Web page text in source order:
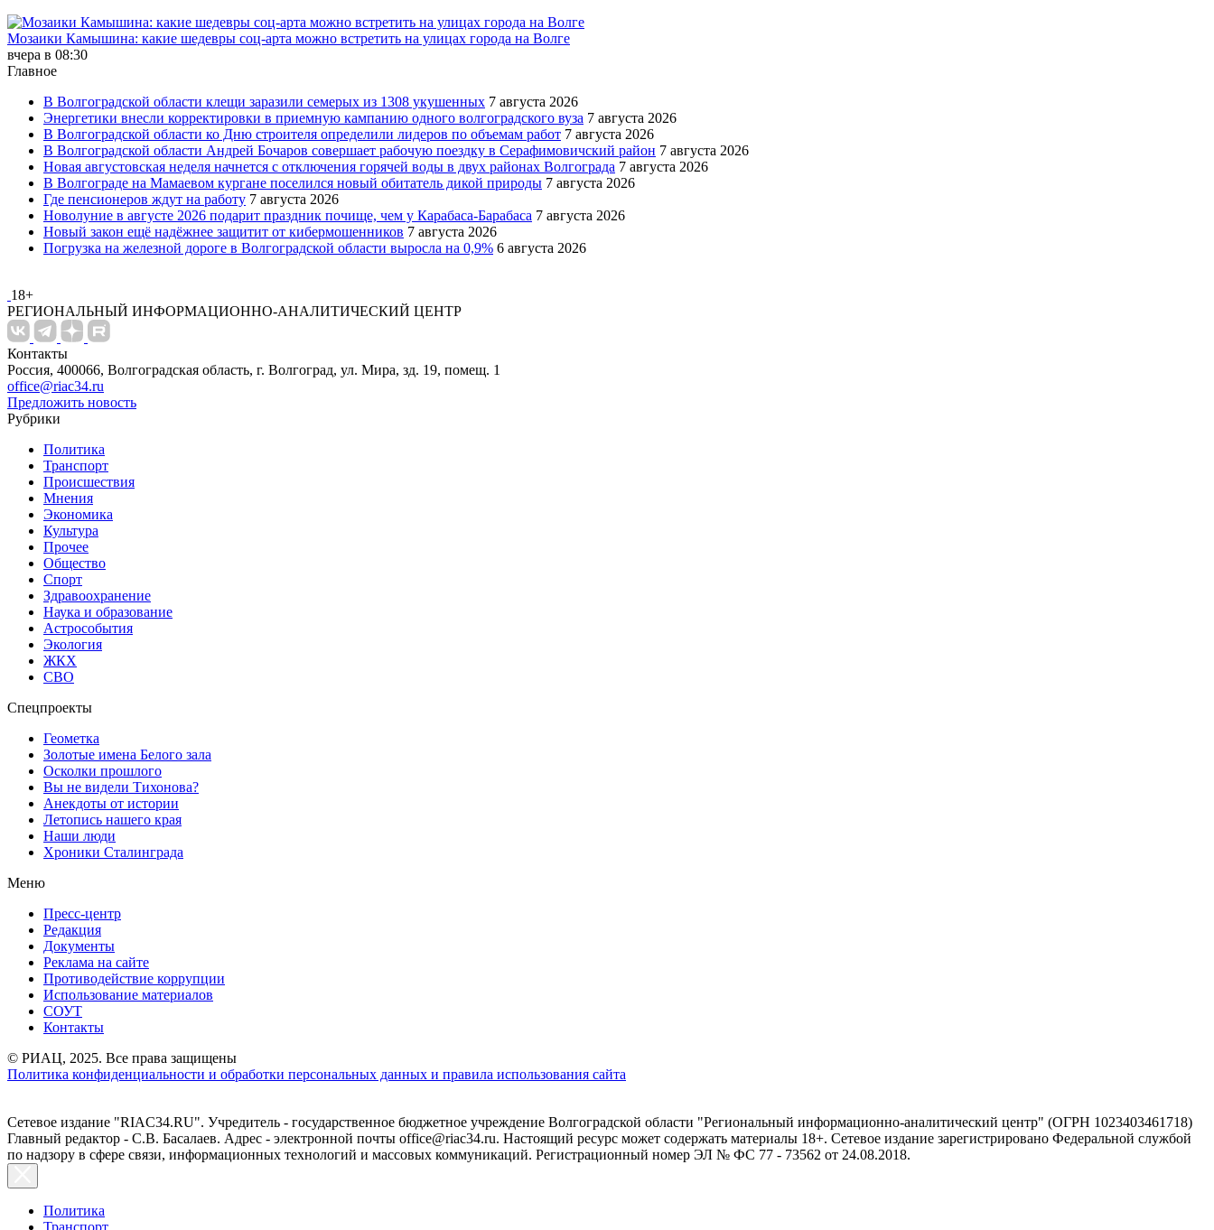
Мозаики Камышина: какие шедевры соц-арта можно встретить на улицах города на Волге
вчера в 08:30
Главное
В Волгоградской области клещи заразили семерых из 1308 укушенных 7 августа 2026
Энергетики внесли корректировки в приемную кампанию одного волгоградского вуза 7 августа 2026
В Волгоградской области ко Дню строителя определили лидеров по объемам работ 7 августа 2026
В Волгоградской области Андрей Бочаров совершает рабочую поездку в Серафимовичский район 7 августа 2026
Новая августовская неделя начнется с отключения горячей воды в двух районах Волгограда 7 августа 2026
В Волгограде на Мамаевом кургане поселился новый обитатель дикой природы 7 августа 2026
Где пенсионеров ждут на работу 7 августа 2026
Новолуние в августе 2026 подарит праздник почище, чем у Карабаса-Барабаса 7 августа 2026
Новый закон ещё надёжнее защитит от кибермошенников 7 августа 2026
Погрузка на железной дороге в Волгоградской области выросла на 0,9% 6 августа 2026
18+
РЕГИОНАЛЬНЫЙ ИНФОРМАЦИОННО-АНАЛИТИЧЕСКИЙ ЦЕНТР
Контакты
Россия, 400066, Волгоградская область, г. Волгоград, ул. Мира, зд. 19, помещ. 1
office@riac34.ru
Предложить новость
Рубрики
Политика
Транспорт
Происшествия
Мнения
Экономика
Культура
Прочее
Общество
Спорт
Здравоохранение
Наука и образование
Астрособытия
Экология
ЖКХ
СВО
Спецпроекты
Геометка
Золотые имена Белого зала
Осколки прошлого
Вы не видели Тихонова?
Анекдоты от истории
Летопись нашего края
Наши люди
Хроники Сталинграда
Меню
Пресс-центр
Редакция
Документы
Реклама на сайте
Противодействие коррупции
Использование материалов
СОУТ
Контакты
© РИАЦ, 2025. Все права защищены
Политика конфиденциальности и обработки персональных данных и правила использования сайта
Сетевое издание "RIAC34.RU". Учредитель - государственное бюджетное учреждение Волгоградской области "Региональный информационно-аналитический центр" (ОГРН 1023403461718)
Главный редактор - С.В. Басалаев. Адрес - электронной почты office@riac34.ru. Настоящий ресурс может содержать материалы 18+. Сетевое издание зарегистрировано Федеральной службой
по надзору в сфере связи, информационных технологий и массовых коммуникаций. Регистрационный номер ЭЛ № ФС 77 - 73562 от 24.08.2018.
Политика
Транспорт